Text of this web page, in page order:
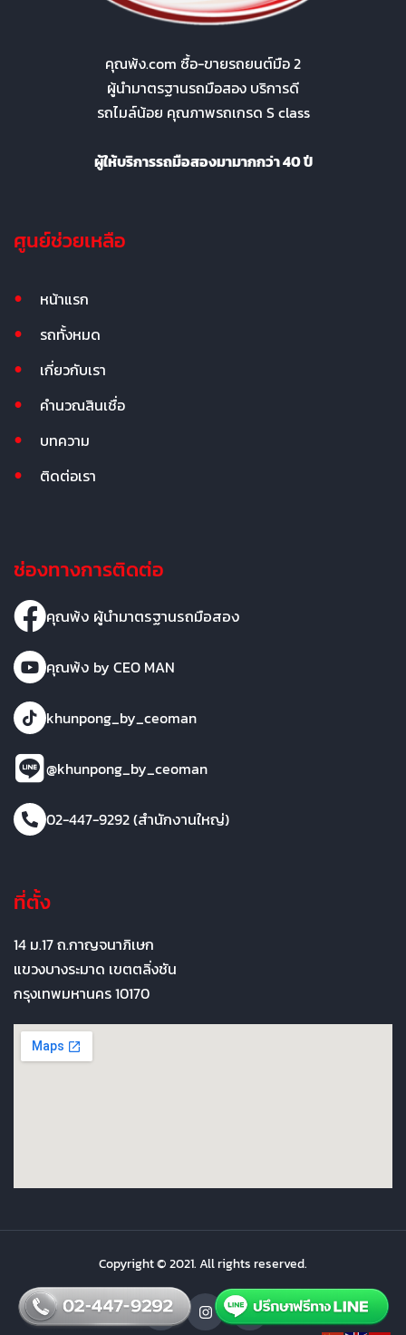
คุณพ้ง.com ซื้อ-ขายรถยนต์มือ 2
ผู้นำมาตรฐานรถมือสอง บริการดี
รถไมล์น้อย คุณภาพรถเกรด S class
ผู้ให้บริการรถมือสองมามากกว่า 40 ปี
ศูนย์ช่วยเหลือ
หน้าแรก
รถทั้งหมด
เกี่ยวกับเรา
คำนวณสินเชื่อ
บทความ
ติดต่อเรา
ช่องทางการติดต่อ
คุณพ้ง ผู้นำมาตรฐานรถมือสอง
คุณพ้ง by CEO MAN
khunpong_by_ceoman
@khunpong_by_ceoman
02-447-9292 (สำนักงานใหญ่)
ที่ตั้ง
14 ม.17 ถ.กาญจนาภิเษก
แขวงบางระมาด เขตตลิ่งชัน
กรุงเทพมหานคร 10170
Copyright © 2021. All rights reserved.